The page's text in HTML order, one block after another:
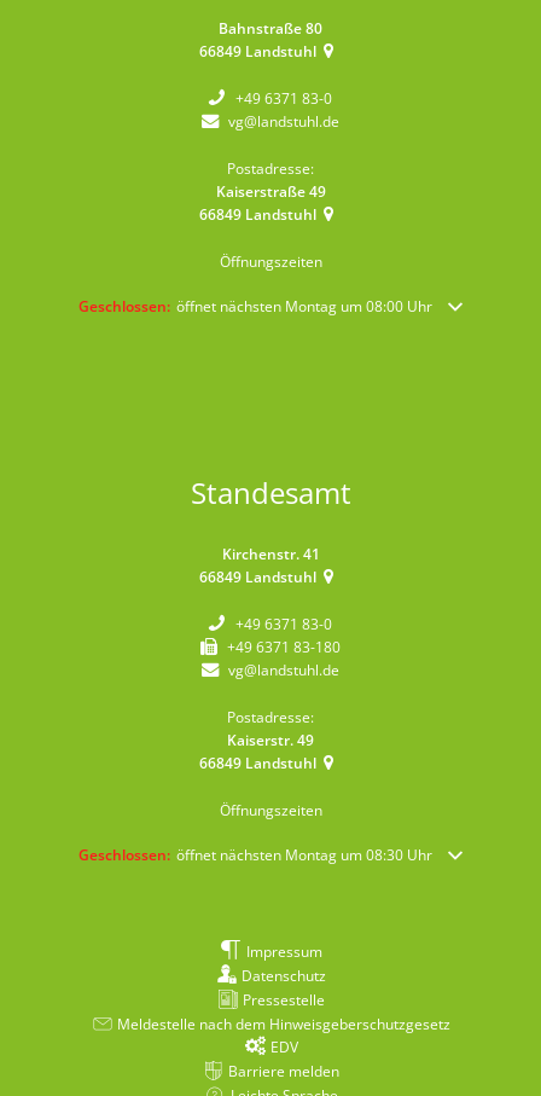
Bahnstraße 80
66849 Landstuhl
+49 6371 83-0
vg@landstuhl.de
Postadresse:
Kaiserstraße 49
66849 Landstuhl
Öffnungszeiten
Klicken, um weitere Öffnungs- oder Schließzeiten auszublenden
Geschlossen: öffnet nächsten Montag um 08:00 Uhr
Standesamt
Kirchenstr. 41
66849 Landstuhl
+49 6371 83-0
+49 6371 83-180
vg@landstuhl.de
Postadresse:
Kaiserstr. 49
66849 Landstuhl
Öffnungszeiten
Klicken, um weitere Öffnungs- oder Schließzeiten auszublenden
Geschlossen: öffnet nächsten Montag um 08:30 Uhr
Impressum
Datenschutz
Pressestelle
Meldestelle nach dem Hinweisgeberschutzgesetz
EDV
Barriere melden